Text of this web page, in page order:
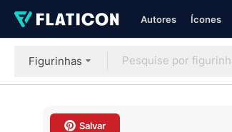
Autores Ícones
Figurinhas
Salvar